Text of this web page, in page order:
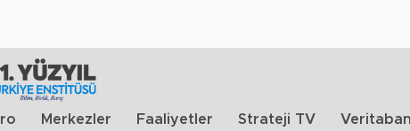
Merkezler Faaliyetler Strateji TV